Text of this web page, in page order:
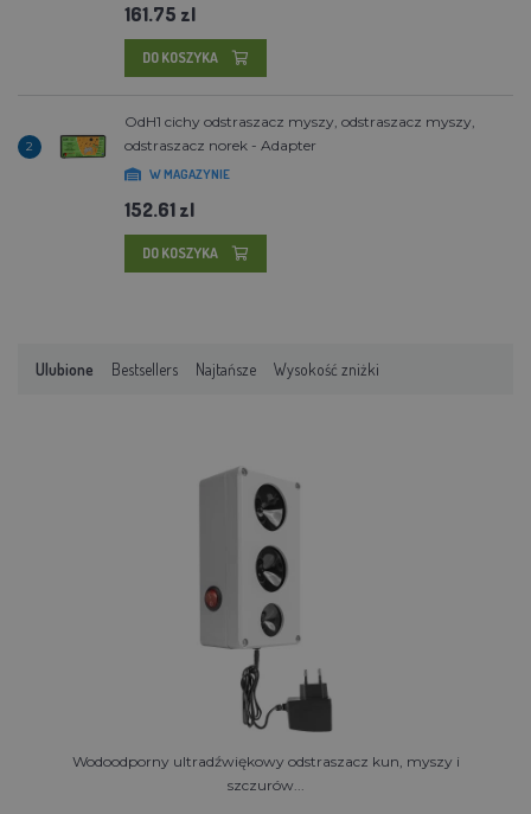
161.75 zl
DO KOSZYKA
2
OdH1 cichy odstraszacz myszy, odstraszacz myszy,
odstraszacz norek - Adapter
W MAGAZYNIE
152.61 zl
DO KOSZYKA
Ulubione Bestsellers Najtańsze Wysokość zniżki
Wodoodporny ultradźwiękowy odstraszacz kun, myszy i
szczurów...